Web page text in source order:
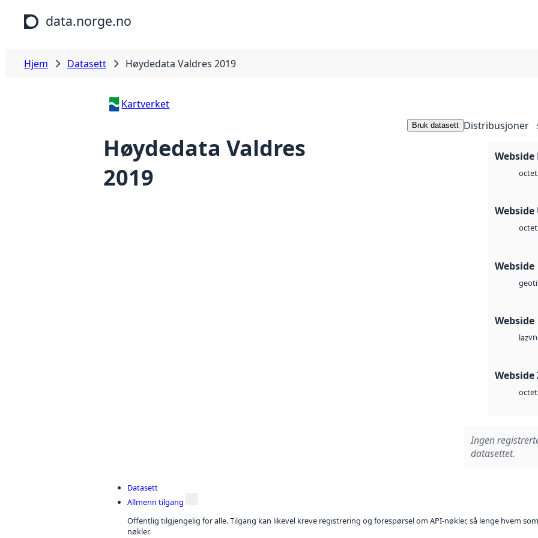
Hopp til hovedinnhold
data.norge.no
Hjem Datasett Høydedata Valdres 2019
Kartverket
Høydedata Valdres
2019
Bruk datasett Distribusjoner
Webside
octet
Webside
octet
Webside
Webside
laz
Webside
octet
Ingen
datasettet.
Datasett
Allmenn tilgang
Offentlig tilgjengelig for alle. Tilgang kan likevel kreve registrering og forespørsel om API-nøkler, så lenge hvem
nøkler.